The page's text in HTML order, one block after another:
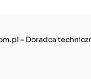
– Doradca